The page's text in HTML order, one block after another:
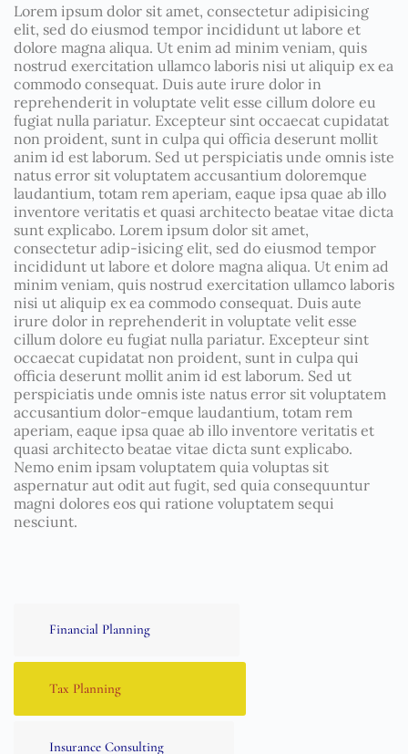
Lorem ipsum dolor sit amet, consectetur adipisicing
elit, sed do eiusmod tempor incididunt ut labore et
dolore magna aliqua. Ut enim ad minim veniam, quis
nostrud exercitation ullamco laboris nisi ut aliquip ex ea
commodo consequat. Duis aute irure dolor in
reprehenderit in voluptate velit esse cillum dolore eu
fugiat nulla pariatur. Excepteur sint occaecat cupidatat
non proident, sunt in culpa qui officia deserunt mollit
anim id est laborum. Sed ut perspiciatis unde omnis iste
natus error sit voluptatem accusantium doloremque
laudantium, totam rem aperiam, eaque ipsa quae ab illo
inventore veritatis et quasi architecto beatae vitae dicta
sunt explicabo. Lorem ipsum dolor sit amet,
consectetur adip-isicing elit, sed do eiusmod tempor
incididunt ut labore et dolore magna aliqua. Ut enim ad
minim veniam, quis nostrud exercitation ullamco laboris
nisi ut aliquip ex ea commodo consequat. Duis aute
irure dolor in reprehenderit in voluptate velit esse
cillum dolore eu fugiat nulla pariatur. Excepteur sint
occaecat cupidatat non proident, sunt in culpa qui
officia deserunt mollit anim id est laborum. Sed ut
perspiciatis unde omnis iste natus error sit voluptatem
accusantium dolor-emque laudantium, totam rem
aperiam, eaque ipsa quae ab illo inventore veritatis et
quasi architecto beatae vitae dicta sunt explicabo.
Nemo enim ipsam voluptatem quia voluptas sit
aspernatur aut odit aut fugit, sed quia consequuntur
magni dolores eos qui ratione voluptatem sequi
nesciunt.
Financial Planning
Tax Planning
Insurance Consulting